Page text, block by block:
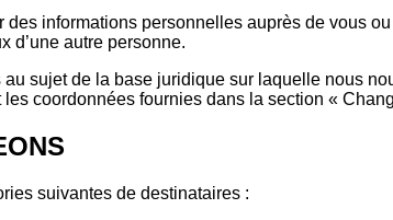
informations personnelles auprès de vous
d’une autre personne.
sujet de la base juridique sur laquelle nous
coordonnées fournies dans la section «
suivantes de destinataires :